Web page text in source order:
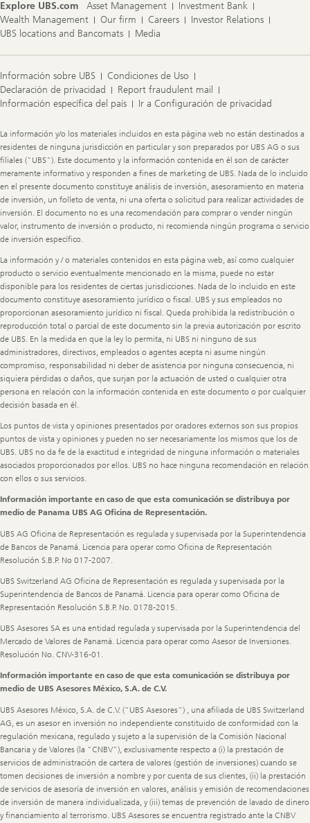
Explore UBS.com Asset Management
Investment Bank
Wealth Management
Our firm Careers
Investor Relations
UBS locations and Bancomats
Media
Información sobre UBS
Condiciones de Uso
Declaración de privacidad
Report fraudulent mail
Información específica del país
Ir a Configuración de privacidad
Legal
Information
La información y/o los materiales incluidos en esta página web no están destinados a
residentes de ninguna jurisdicción en particular y son preparados por UBS AG o sus
filiales ("UBS"). Este documento y la información contenida en él son de carácter
meramente informativo y responden a fines de marketing de UBS. Nada de lo incluido
en el presente documento constituye análisis de inversión, asesoramiento en materia
de inversión, un folleto de venta, ni una oferta o solicitud para realizar actividades de
inversión. El documento no es una recomendación para comprar o vender ningún
valor, instrumento de inversión o producto, ni recomienda ningún programa o servicio
de inversión específico.
La información y / o materiales contenidos en esta página web, así como cualquier
producto o servicio eventualmente mencionado en la misma, puede no estar
disponible para los residentes de ciertas jurisdicciones. Nada de lo incluido en este
documento constituye asesoramiento jurídico o fiscal. UBS y sus empleados no
proporcionan asesoramiento jurídico ni fiscal. Queda prohibida la redistribución o
reproducción total o parcial de este documento sin la previa autorización por escrito
de UBS. En la medida en que la ley lo permita, ni UBS ni ninguno de sus
administradores, directivos, empleados o agentes acepta ni asume ningún
compromiso, responsabilidad ni deber de asistencia por ninguna consecuencia, ni
siquiera pérdidas o daños, que surjan por la actuación de usted o cualquier otra
persona en relación con la información contenida en este documento o por cualquier
decisión basada en él.
Los puntos de vista y opiniones presentados por oradores externos son sus propios
puntos de vista y opiniones y pueden no ser necesariamente los mismos que los de
UBS. UBS no da fe de la exactitud e integridad de ninguna información o materiales
asociados proporcionados por ellos. UBS no hace ninguna recomendación en relación
con ellos o sus servicios.
Información importante en caso de que esta comunicación se distribuya por
medio de Panama UBS AG Oficina de Representación.
UBS AG Oficina de Representación es regulada y supervisada por la Superintendencia
de Bancos de Panamá. Licencia para operar como Oficina de Representación
Resolución S.B.P. No 017-2007.
UBS Switzerland AG Oficina de Representación es regulada y supervisada por la
Superintendencia de Bancos de Panamá. Licencia para operar como Oficina de
Representación Resolución S.B.P. No. 0178-2015.
UBS Asesores SA es una entidad regulada y supervisada por la Superintendencia del
Mercado de Valores de Panamá. Licencia para operar como Asesor de Inversiones.
Resolución No. CNV-316-01.
Información importante en caso de que esta comunicación se distribuya por
medio de UBS Asesores México, S.A. de C.V.
UBS Asesores México, S.A. de C.V. (“UBS Asesores”) , una afiliada de UBS Switzerland
AG, es un asesor en inversión no independiente constituido de conformidad con la
regulación mexicana, regulado y sujeto a la supervisión de la Comisión Nacional
Bancaria y de Valores (la "CNBV"), exclusivamente respecto a (i) la prestación de
servicios de administración de cartera de valores (gestión de inversiones) cuando se
tomen decisiones de inversión a nombre y por cuenta de sus clientes, (ii) la prestación
de servicios de asesoría de inversión en valores, análisis y emisión de recomendaciones
de inversión de manera individualizada, y (iii) temas de prevención de lavado de dinero
y financiamiento al terrorismo. UBS Asesores se encuentra registrado ante la CNBV